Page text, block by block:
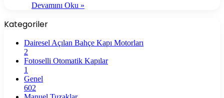
Devamını Oku »
Kategoriler
Dairesel Açılan Bahçe Kapı Motorları
2
Fotoselli Otomatik Kapılar
1
Genel
602